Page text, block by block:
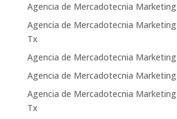
Agencia de Mercadotecnia
Agencia de Mercadotecnia
Tx
Agencia de Mercadotecnia
Agencia de Mercadotecnia
Agencia de Mercadotecnia
Tx